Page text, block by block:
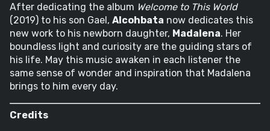
After dedicating the album Welcome to This World
(2019) to his son Gael, Alcohbata now dedicates this
new work to his newborn daughter, Madalena. Her
boundless light and curiosity are the guiding stars of
his life. May this music awaken in each listener the
same sense of wonder and inspiration that Madalena
brings to him every day.
Credits